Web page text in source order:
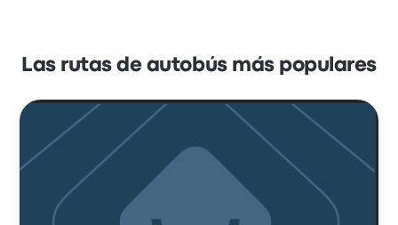
Las rutas de autobús más populares